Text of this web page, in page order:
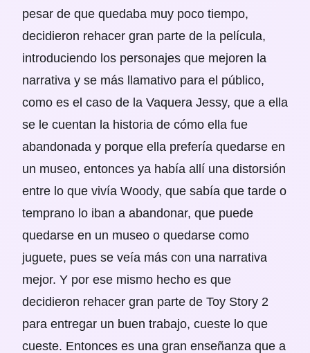
pesar de que quedaba muy poco tiempo,
decidieron rehacer gran parte de la película,
introduciendo los personajes que mejoren la
narrativa y se más llamativo para el público,
como es el caso de la Vaquera Jessy, que a ella
se le cuentan la historia de cómo ella fue
abandonada y porque ella prefería quedarse en
un museo, entonces ya había allí una distorsión
entre lo que vivía Woody, que sabía que tarde o
temprano lo iban a abandonar, que puede
quedarse en un museo o quedarse como
juguete, pues se veía más con una narrativa
mejor. Y por ese mismo hecho es que
decidieron rehacer gran parte de Toy Story 2
para entregar un buen trabajo, cueste lo que
cueste. Entonces es una gran enseñanza que a